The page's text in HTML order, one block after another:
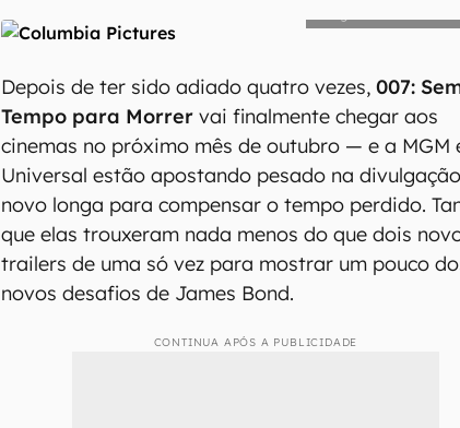
Confirmo que li, aceito e concordo com os Termos de
Depois de ter sido adiado quatro vezes,007:
Tempo para Morrer vai finalmente chegar aos
cinemas no próximo mês de outubro — e a MGM
Universal estão apostando pesado na
novo longa para compensar o tempo perdido.
que elas trouxeram nada menos do que dois
trailers de uma só vez para mostrar um pouco
novos desafios de James Bond.
CONTINUA APÓS A PUBLICIDADE